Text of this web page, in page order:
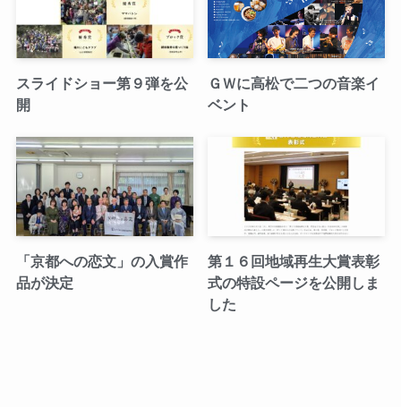
スライドショー第９弾を公
開
ＧＷに高松で二つの音楽イ
ベント
「京都への恋文」の入賞作
品が決定
第１６回地域再生大賞表彰
式の特設ページを公開しま
した